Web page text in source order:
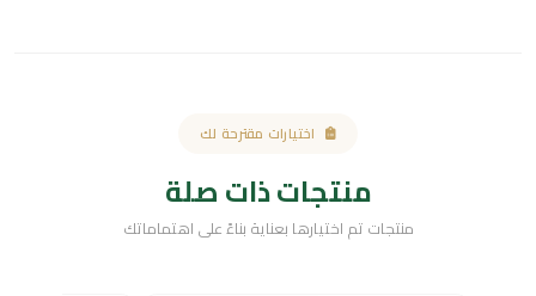
اختيارات مقترحة لك
منتجات ذات صلة
منتجات تم اختيارها بعناية بناءً على اهتماماتك